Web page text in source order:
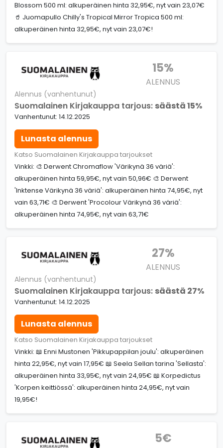
Blossom 500 ml: alkuperäinen hinta 32,95€, nyt vain 23,07€
🥤 Juomapullo Chilly's Tropical Mirror Tropica 500 ml:
alkuperäinen hinta 32,95€, nyt vain 23,07€!
15%
ALENNUS
Alennus (vanhentunut)
Suomalainen Kirjakauppa tarjous: säästä 15%
Vanhentunut: 14.12.2025
Lunasta alennus
Katso Suomalainen Kirjakauppa tarjoukset
Vinkki: 🎨 Derwent Chromaflow 'Värikynä 36 väriä':
alkuperäinen hinta 59,95€, nyt vain 50,96€ 🎨 Derwent
'Inktense Värikynä 36 väriä': alkuperäinen hinta 74,95€, nyt
vain 63,71€ 🎨 Derwent 'Procolour Värikynä 36 väriä':
alkuperäinen hinta 74,95€, nyt vain 63,71€
27%
ALENNUS
Alennus (vanhentunut)
Suomalainen Kirjakauppa tarjous: säästä 27%
Vanhentunut: 14.12.2025
Lunasta alennus
Katso Suomalainen Kirjakauppa tarjoukset
Vinkki: 📖 Enni Mustonen 'Pikkupappilan joulu': alkuperäinen
hinta 22,95€, nyt vain 17,95€ 📖 Seela Sellan tarina 'Sellasta':
alkuperäinen hinta 33,95€, nyt vain 24,95€ 📖 Korpedictus
'Korpen keittiössä': alkuperäinen hinta 24,95€, nyt vain
19,95€!
5€